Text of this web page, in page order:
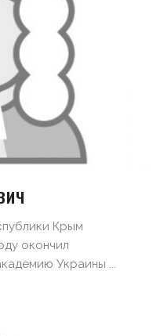
Крым
окончил
Украины ...